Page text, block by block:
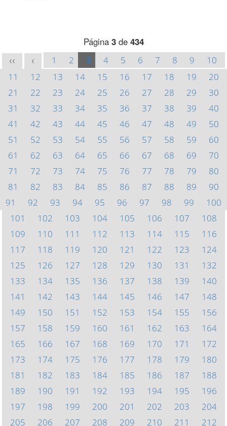
Página 3de 434
<< < 1 2 3 4 5 6 7 8 9
10
11
12 13 14 15 16 17 18 19
20
21
22 23 24 25 26 27 28 29
30
31
32 33 34 35 36 37 38 39
40
41
42 43 44 45 46 47 48 49
50
51
52 53 54 55 56 57 58 59
60
61
62 63 64 65 66 67 68 69
70
71
72 73 74 75 76 77 78 79
80
81
82 83 84 85 86 87 88 89
90
91
92 93 94 95 96 97 98 99
100
101
102 103 104 105 106 107
108
109
110 111 112 113 114 115
116
117
118 119 120 121 122 123
124
125
126 127 128 129 130 131
132
133
134 135 136 137 138 139
140
141
142 143 144 145 146 147
148
149
150 151 152 153 154 155
156
157
158 159 160 161 162 163
164
165
166 167 168 169 170 171
172
173
174 175 176 177 178 179
180
181
182 183 184 185 186 187
188
189
190 191 192 193 194 195
196
197
198 199 200 201 202 203
204
205
206 207 208 209 210 211
212